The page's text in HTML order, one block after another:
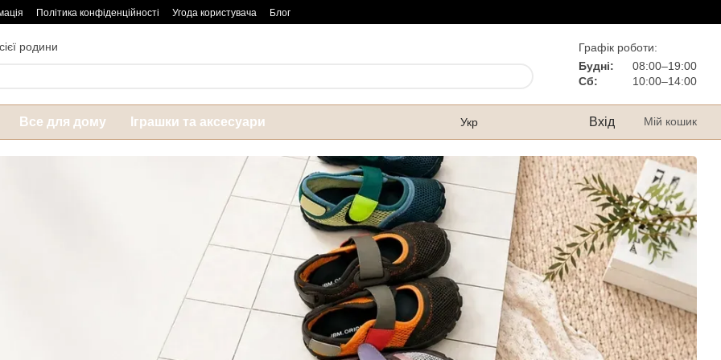
Політика конфіденційності Угода користувача Блог
родини
Графік роботи:
Будні:
08:00–19:00
Сб:
10:00–14:00
Все для дому Іграшки та аксесуари Укр Вхід Мій кошик